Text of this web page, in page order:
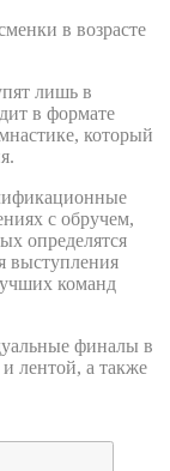
в возрасте
лишь в
в формате
который
с обручем,
определятся
выступления
команд
финалы в
лентой, а также